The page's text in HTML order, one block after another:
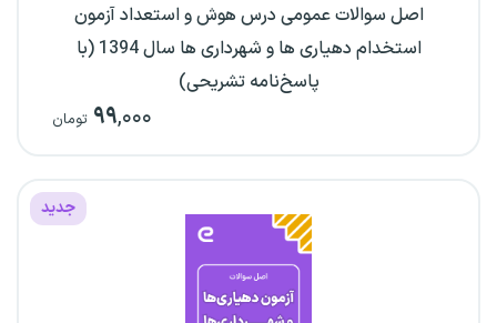
اصل سوالات عمومی درس هوش و استعداد آزمون
استخدام دهیاری ها و شهرداری ها سال 1394 (با
پاسخ‌نامه تشریحی)
۹۹,۰۰۰ تومان
جدید